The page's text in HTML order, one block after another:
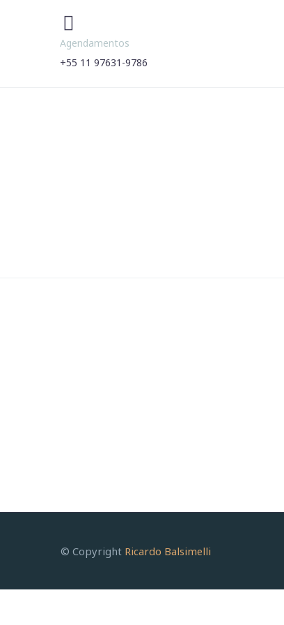


Agendamentos
+55 11 97631-9786
© Copyright Ricardo Balsimelli